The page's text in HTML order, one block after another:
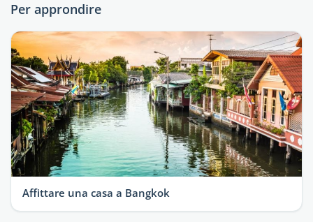
Per approndire
Affittare una casa a Bangkok